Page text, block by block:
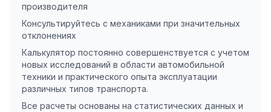
производителя
Консультируйтесь с механиками при значительных
отклонениях
Калькулятор постоянно совершенствуется с учетом
новых исследований в области автомобильной
техники и практического опыта эксплуатации
различных типов транспорта.
Все расчеты основаны на статистических данных и